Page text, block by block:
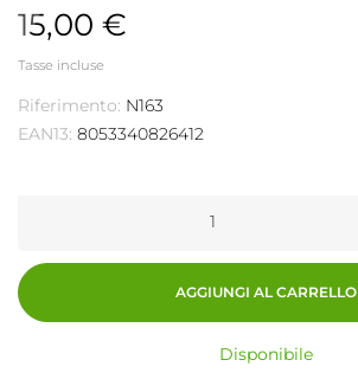
15,00 €
Tasse incluse
Riferimento: N163
EAN13: 8053340826412
AGGIUNGI AL CARRELLO
Disponibile